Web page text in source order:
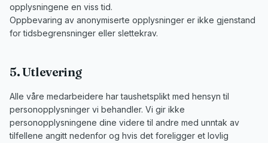
opplysningene en viss tid.
Oppbevaring av anonymiserte opplysninger er ikke gjenstand
for tidsbegrensninger eller slettekrav.
5. Utlevering
Alle våre medarbeidere har taushetsplikt med hensyn til
personopplysninger vi behandler. Vi gir ikke
personopplysningene dine videre til andre med unntak av
tilfellene angitt nedenfor og hvis det foreligger et lovlig